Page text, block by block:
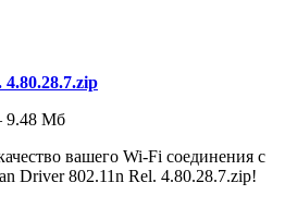
9.48 Мб
вашего Wi-Fi соединения с
Driver 802.11n Rel. 4.80.28.7.zip!